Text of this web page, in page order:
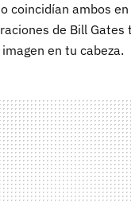
coincidían ambos
de Bill Gates
en tu cabeza.